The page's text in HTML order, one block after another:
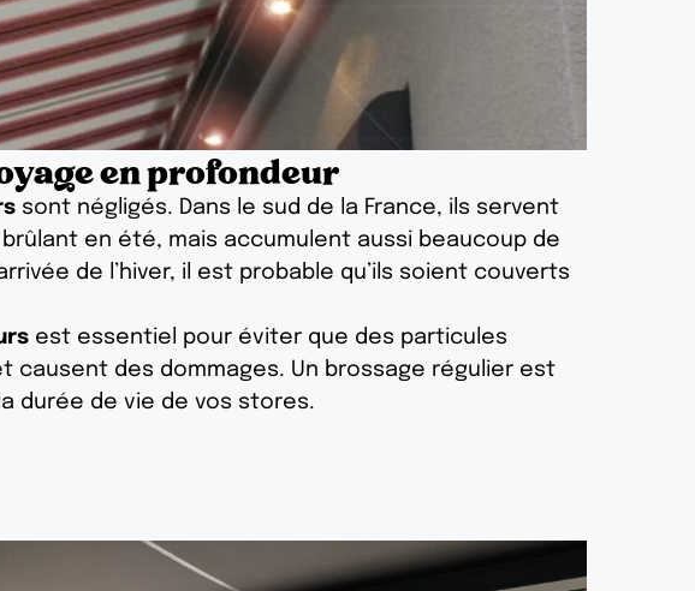
en profondeur
sont négligés. Dans le sud de la France, ils servent
en été, mais accumulent aussi beaucoup de
de l’hiver, il est probable qu’ils soient couverts
est essentiel pour éviter que des particules
causent des dommages. Un brossage régulier est
durée de vie de vos stores.